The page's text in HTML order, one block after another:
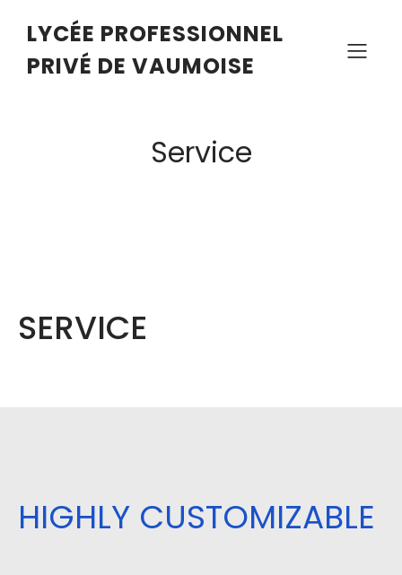
LYCÉE PROFESSIONNEL
PRIVÉ DE VAUMOISE
Service
SERVICE
HIGHLY CUSTOMIZABLE